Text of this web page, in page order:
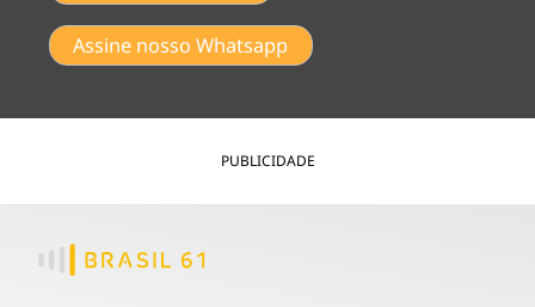
Assine nosso Whatsapp
PUBLICIDADE